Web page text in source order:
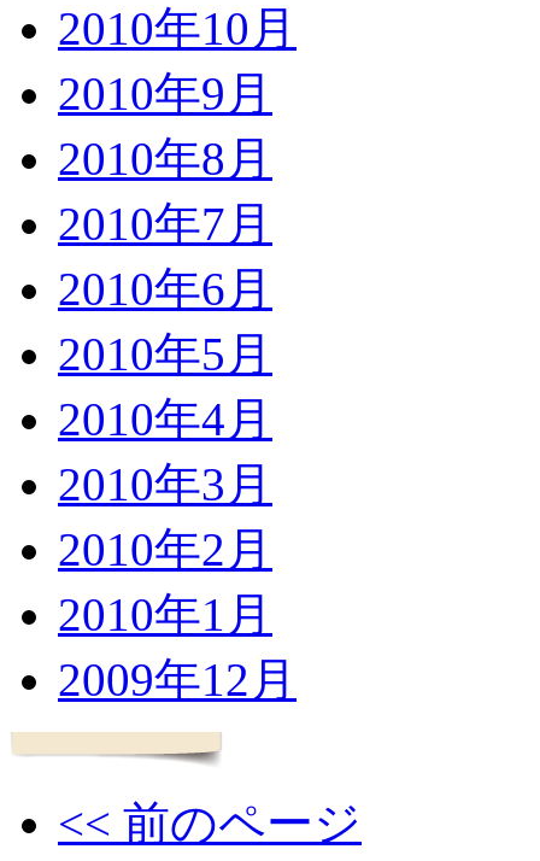
2010年10月
2010年9月
2010年8月
2010年7月
2010年6月
2010年5月
2010年4月
2010年3月
2010年2月
2010年1月
2009年12月
<< 前のページ